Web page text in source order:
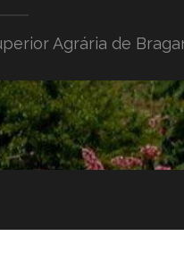
Agrária de